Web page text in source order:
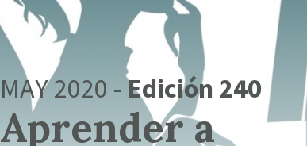
MAY 2020 -Edición 240
Aprender a